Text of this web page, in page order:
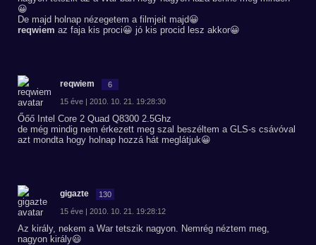
😀
De majd holnap nézegetem a filmjeit majd😀
reqwiem az faja kis proci😀 jó kis procid lesz akkor😀
reqwiem 6
15 éve | 2010. 10. 21. 19:28:30
Őőő Intel Core 2 Quad Q8300 2.5Ghz
de még mindig nem érkezett meg szal beszéltem a GLS-s csávóval
azt mondta hogy holnap hozzá hát meglátjuk😀
gigazte 130
15 éve | 2010. 10. 21. 19:28:12
Az király, nekem a War tetszik nagyon. Nemrég néztem meg,
nagyon király😃